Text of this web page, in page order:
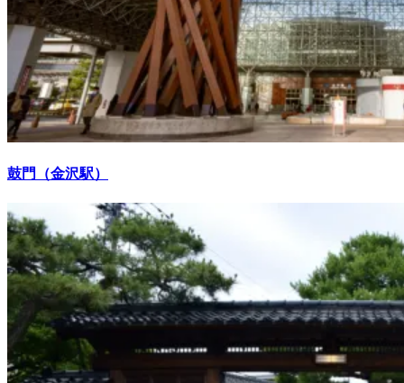
鼓門（金沢駅）